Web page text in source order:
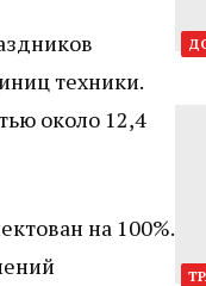
техники.
около 12,4
на 100%.